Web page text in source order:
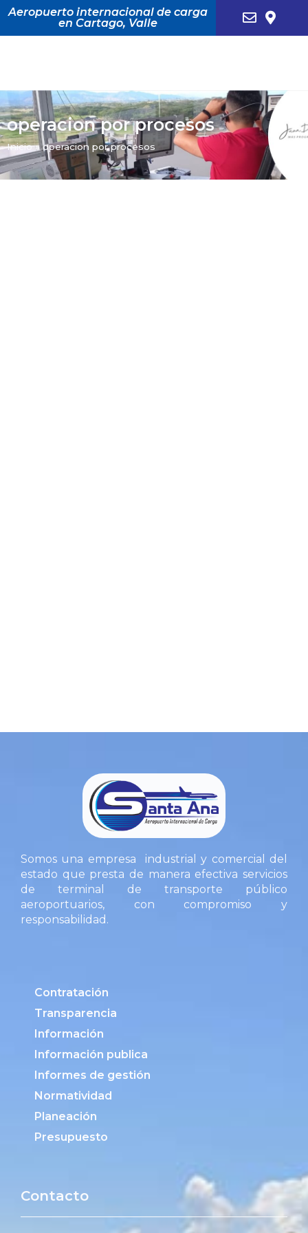
Aeropuerto internacional de carga
en Cartago, Valle
operacion por procesos
Inicio»operacion por procesos
Somos una empresa industrial y comercial del
estado que presta de manera efectiva servicios
de terminal de transporte público
aeroportuarios, con compromiso y
responsabilidad.
Contratación
Transparencia
Información
Información publica
Informes de gestión
Normatividad
Planeación
Presupuesto
Contacto